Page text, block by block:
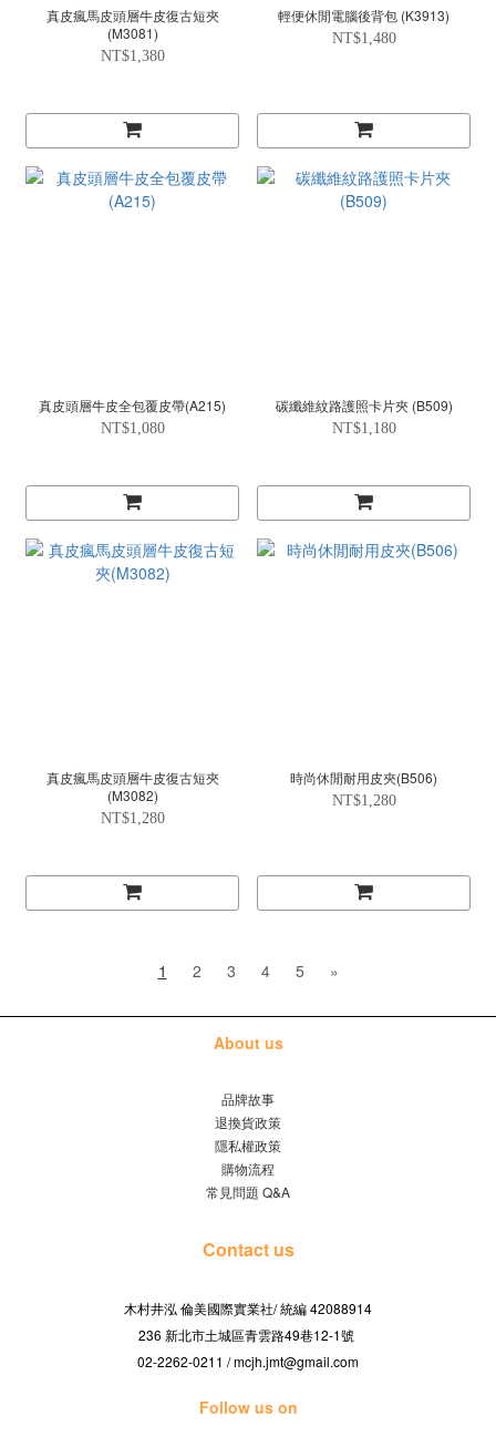
真皮瘋馬皮頭層牛皮復古短夾
(M3081)
NT$1,380
輕便休閒電腦後背包 (K3913)
NT$1,480
真皮頭層牛皮全包覆皮帶(A215)
NT$1,080
碳纖維紋路護照卡片夾 (B509)
NT$1,180
真皮瘋馬皮頭層牛皮復古短夾
(M3082)
NT$1,280
時尚休閒耐用皮夾(B506)
NT$1,280
1 2 3 4 5 »
About us
品牌故事
退換貨政策
隱私權政策
購物流程
常見問題 Q&A
Contact us
木村井泓 倫美國際實業社/統編 42088914
236 新北市土城區青雲路49巷12-1號
02-2262-0211 / mcjh.jmt@gmail.com
Follow us on